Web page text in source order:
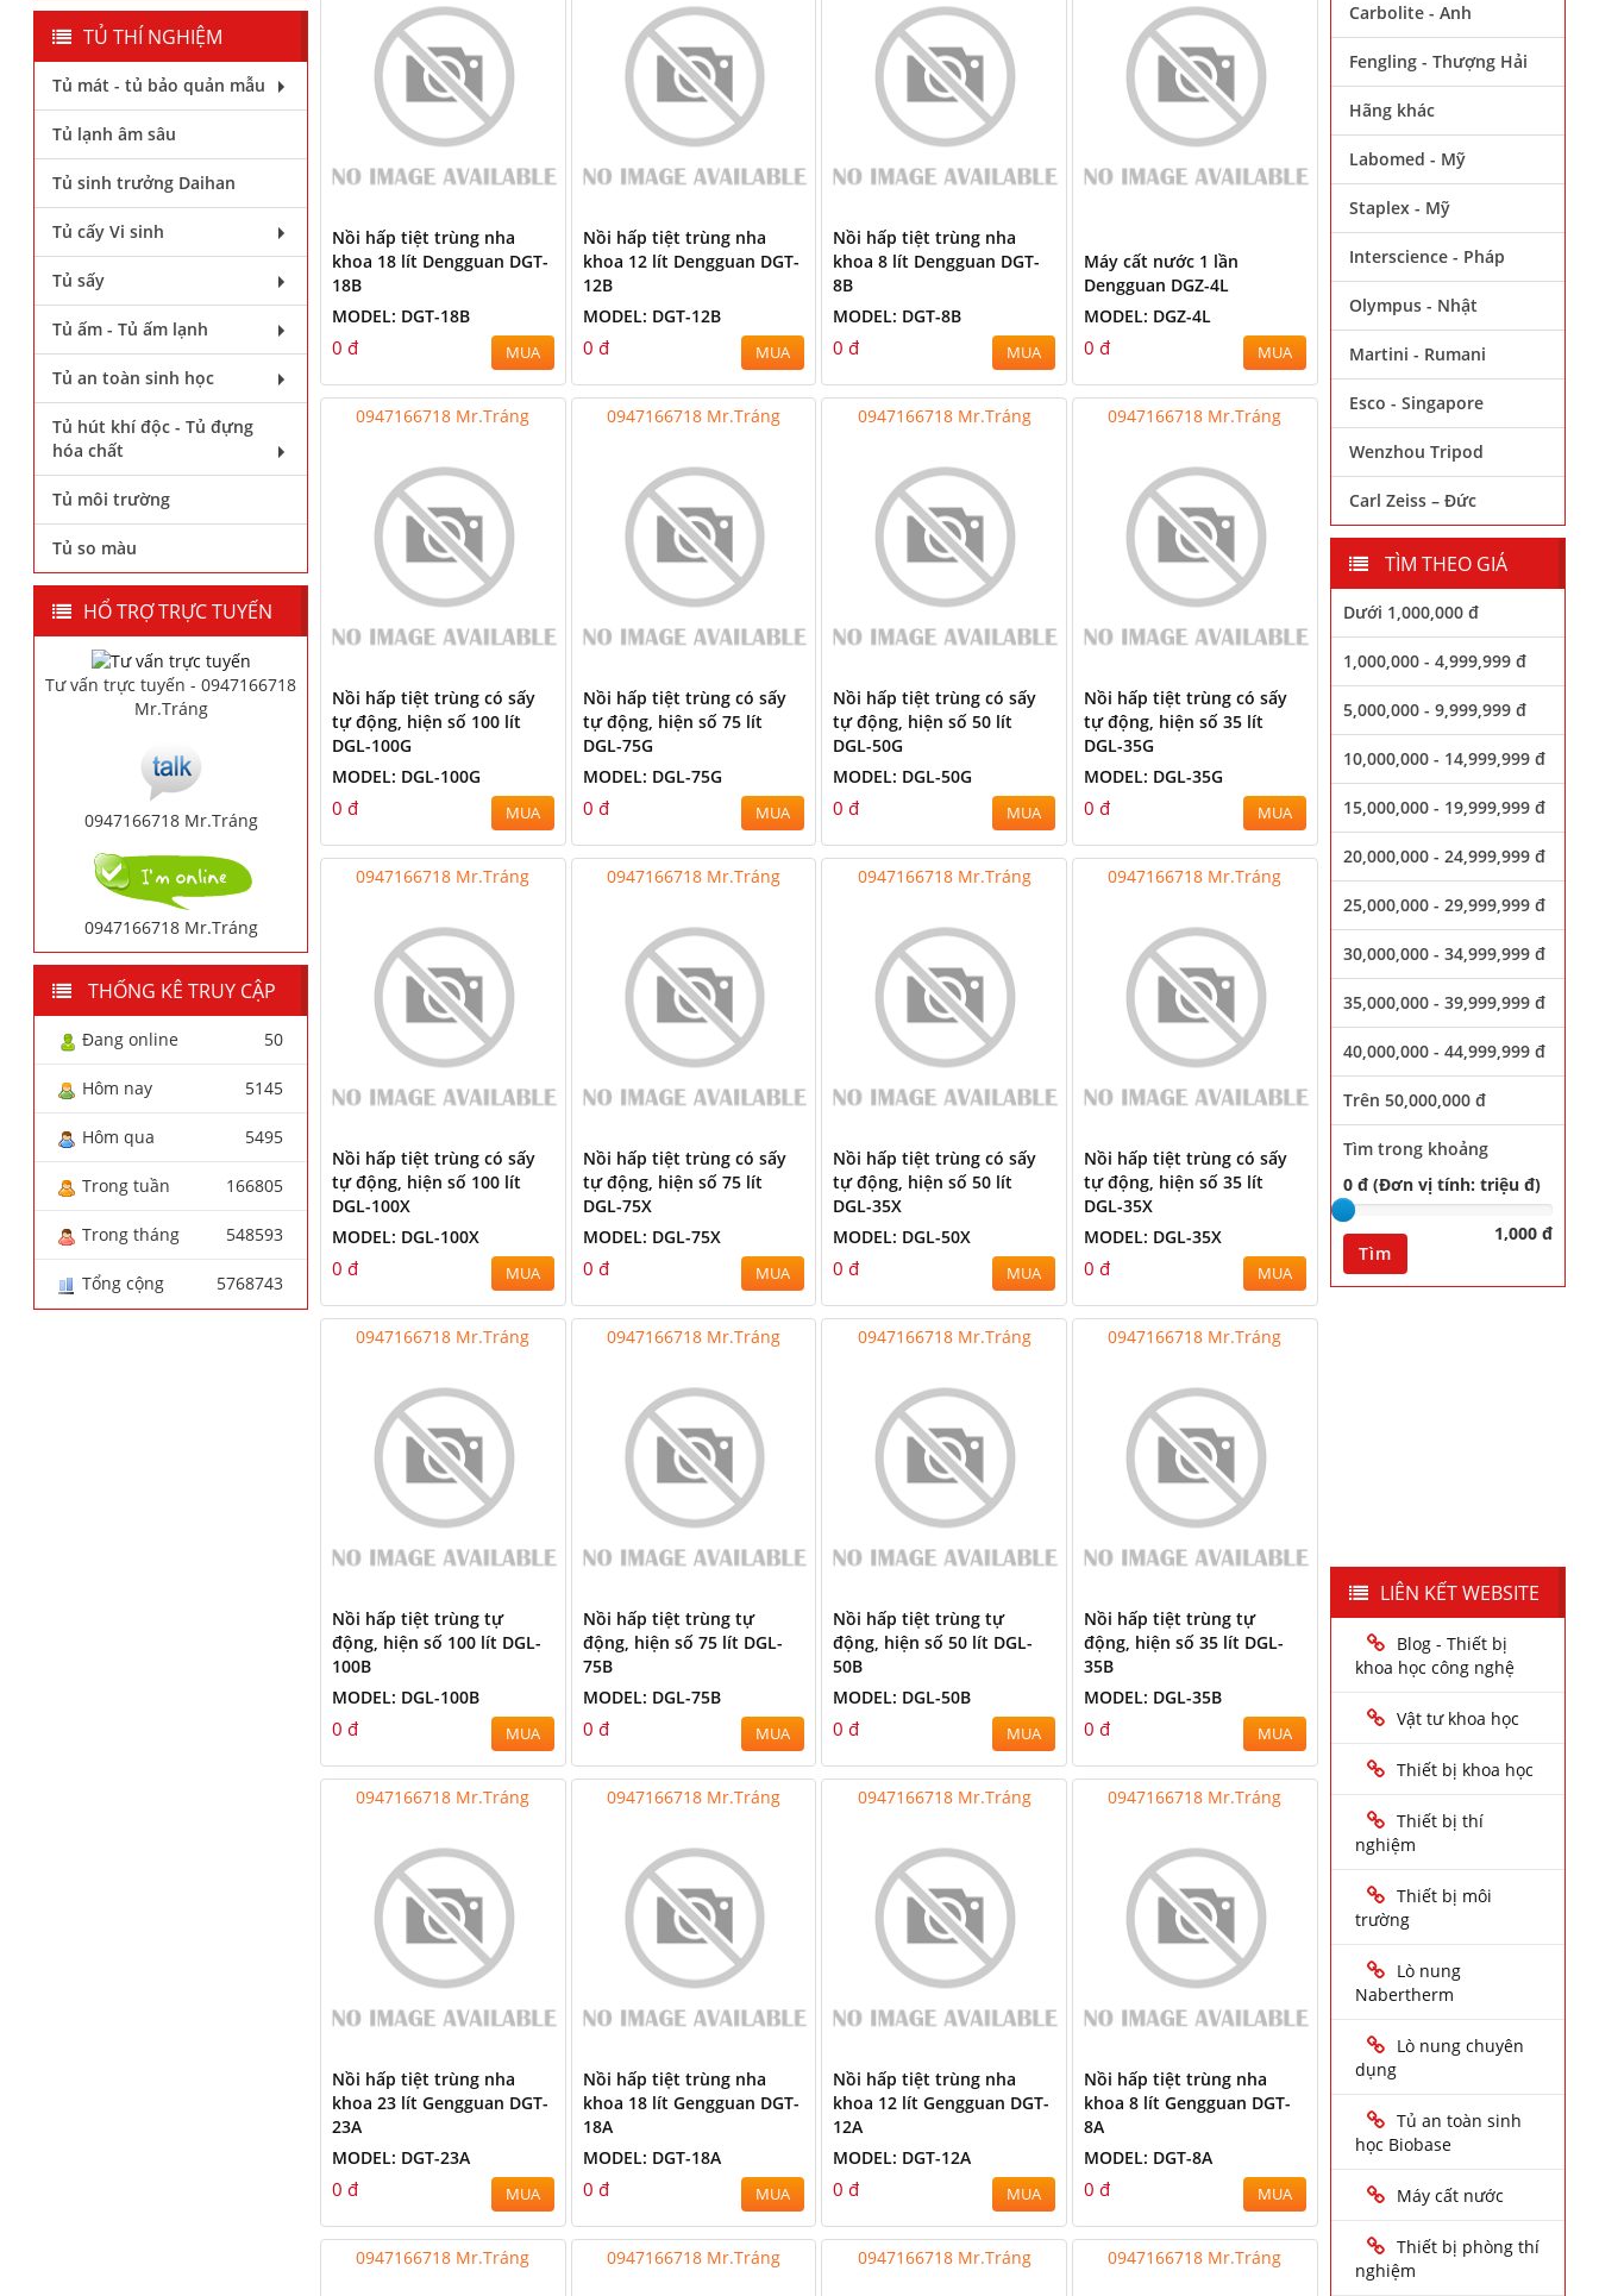
Nồi hấp tiệt trùng nha
khoa 18 lít Dengguan DGT-
18B
MODEL: DGT-18B
0 đ MUA
Nồi hấp tiệt trùng nha
khoa 12 lít Dengguan DGT-
12B
MODEL: DGT-12B
0 đ MUA
Nồi hấp tiệt trùng nha
khoa 8 lít Dengguan DGT-
8B
MODEL: DGT-8B
0 đ MUA
Máy cất nước 1 lần
Dengguan DGZ-4L
MODEL: DGZ-4L
0 đ MUA
0947166718 Mr.Tráng
Nồi hấp tiệt trùng có sấy
tự động, hiện số 100 lít
DGL-100G
MODEL: DGL-100G
0 đ MUA
0947166718 Mr.Tráng
Nồi hấp tiệt trùng có sấy
tự động, hiện số 75 lít
DGL-75G
MODEL: DGL-75G
0 đ MUA
0947166718 Mr.Tráng
Nồi hấp tiệt trùng có sấy
tự động, hiện số 50 lít
DGL-50G
MODEL: DGL-50G
0 đ MUA
0947166718 Mr.Tráng
Nồi hấp tiệt trùng có sấy
tự động, hiện số 35 lít
DGL-35G
MODEL: DGL-35G
0 đ MUA
0947166718 Mr.Tráng
Nồi hấp tiệt trùng có sấy
tự động, hiện số 100 lít
DGL-100X
MODEL: DGL-100X
0 đ MUA
0947166718 Mr.Tráng
Nồi hấp tiệt trùng có sấy
tự động, hiện số 75 lít
DGL-75X
MODEL: DGL-75X
0 đ MUA
0947166718 Mr.Tráng
Nồi hấp tiệt trùng có sấy
tự động, hiện số 50 lít
DGL-35X
MODEL: DGL-50X
0 đ MUA
0947166718 Mr.Tráng
Nồi hấp tiệt trùng có sấy
tự động, hiện số 35 lít
DGL-35X
MODEL: DGL-35X
0 đ MUA
0947166718 Mr.Tráng
Nồi hấp tiệt trùng tự
động, hiện số 100 lít DGL-
100B
MODEL: DGL-100B
0 đ MUA
0947166718 Mr.Tráng
Nồi hấp tiệt trùng tự
động, hiện số 75 lít DGL-
75B
MODEL: DGL-75B
0 đ MUA
0947166718 Mr.Tráng
Nồi hấp tiệt trùng tự
động, hiện số 50 lít DGL-
50B
MODEL: DGL-50B
0 đ MUA
0947166718 Mr.Tráng
Nồi hấp tiệt trùng tự
động, hiện số 35 lít DGL-
35B
MODEL: DGL-35B
0 đ MUA
0947166718 Mr.Tráng
Nồi hấp tiệt trùng nha
khoa 23 lít Gengguan DGT-
23A
MODEL: DGT-23A
0 đ MUA
0947166718 Mr.Tráng
Nồi hấp tiệt trùng nha
khoa 18 lít Gengguan DGT-
18A
MODEL: DGT-18A
0 đ MUA
0947166718 Mr.Tráng
Nồi hấp tiệt trùng nha
khoa 12 lít Gengguan DGT-
12A
MODEL: DGT-12A
0 đ MUA
0947166718 Mr.Tráng
Nồi hấp tiệt trùng nha
khoa 8 lít Gengguan DGT-
8A
MODEL: DGT-8A
0 đ MUA
0947166718 Mr.Tráng 0947166718 Mr.Tráng 0947166718 Mr.Tráng 0947166718 Mr.Tráng
TỦ THÍ NGHIỆM
Tủ mát - tủ bảo quản mẫu
Tủ lạnh âm sâu
Tủ sinh trưởng Daihan
Tủ cấy Vi sinh
Tủ sấy
Tủ ấm - Tủ ấm lạnh
Tủ an toàn sinh học
Tủ hút khí độc - Tủ đựng
hóa chất
Tủ môi trường
Tủ so màu
HỔ TRỢ TRỰC TUYẾN
Tư vấn trực tuyến - 0947166718
Mr.Tráng
0947166718 Mr.Tráng
0947166718 Mr.Tráng
THỐNG KÊ TRUY CẬP
Đang online 50
Hôm nay 5145
Hôm qua 5495
Trong tuần 166805
Trong tháng 548593
Tổng cộng 5768743
Carbolite - Anh
Fengling - Thượng Hải
Hãng khác
Labomed - Mỹ
Staplex - Mỹ
Interscience - Pháp
Olympus - Nhật
Martini - Rumani
Esco - Singapore
Wenzhou Tripod
Carl Zeiss – Đức
TÌM THEO GIÁ
Dưới 1,000,000 đ
1,000,000 - 4,999,999 đ
5,000,000 - 9,999,999 đ
10,000,000 - 14,999,999 đ
15,000,000 - 19,999,999 đ
20,000,000 - 24,999,999 đ
25,000,000 - 29,999,999 đ
30,000,000 - 34,999,999 đ
35,000,000 - 39,999,999 đ
40,000,000 - 44,999,999 đ
Trên 50,000,000 đ
Tìm trong khoảng
0 đ (Đơn vị tính: triệu đ)
1,000 đ
Tìm
LIÊN KẾT WEBSITE
Blog - Thiết bị
khoa học công nghệ
Vật tư khoa học
Thiết bị khoa học
Thiết bị thí
nghiệm
Thiết bị môi
trường
Lò nung
Nabertherm
Lò nung chuyên
dụng
Tủ an toàn sinh
học Biobase
Máy cất nước
Thiết bị phòng thí
nghiệm